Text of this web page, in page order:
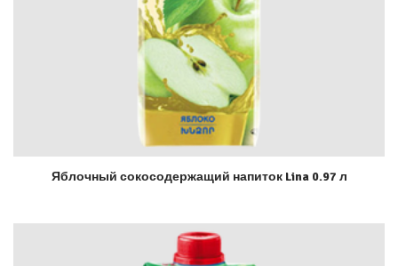
Яблочный сокосодержащий напиток Lina 0.97 л